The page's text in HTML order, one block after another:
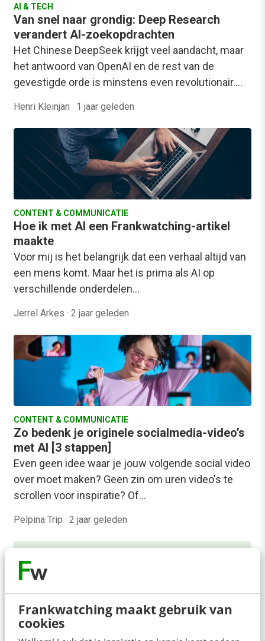
Frankwatching maakt gebruik van
cookies
AI & TECH
Van snel naar grondig: Deep Research
verandert AI-zoekopdrachten
Het Chinese DeepSeek krijgt veel aandacht, maar
het antwoord van OpenAI en de rest van de
gevestigde orde is minstens even revolutionair.…
Henri Kleinjan · 1 jaar geleden
CONTENT & COMMUNICATIE
Hoe ik met AI een Frankwatching-artikel
maakte
Voor mij is het belangrijk dat een verhaal altijd van
een mens komt. Maar het is prima als AI op
verschillende onderdelen…
Jerrel Arkes · 2 jaar geleden
CONTENT & COMMUNICATIE
Zo bedenk je originele socialmedia-video’s
met AI [3 stappen]
Even geen idee waar je jouw volgende social video
over moet maken? Geen zin om uren video's te
scrollen voor inspiratie? Of…
Pelpina Trip · 2 jaar geleden